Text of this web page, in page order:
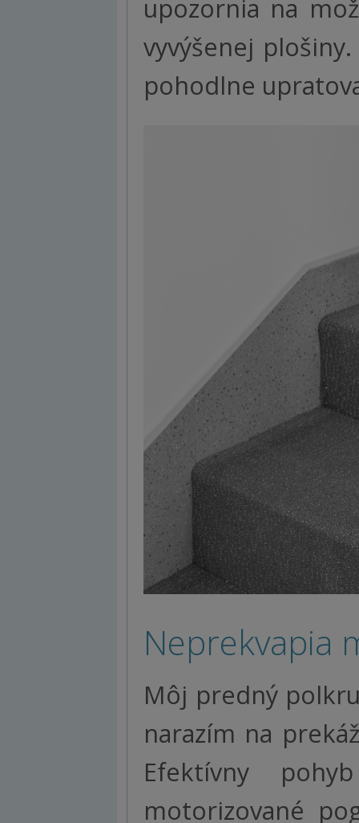
upozornia na
vyvýšenej
pohodlne
Neprekvapia
Môj predný
narazím na
Efektívny
motorizované